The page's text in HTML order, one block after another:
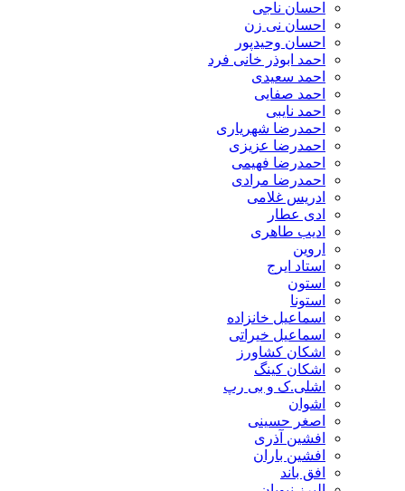
احسان ناجی
احسان نی زن
احسان وحیدپور
احمد ابوذر خانی فرد
احمد سعیدی
احمد صفایی
احمد نایبی
احمدرضا شهریاری
احمدرضا عزیزی
احمدرضا فهیمی
احمدرضا مرادی
ادریس غلامی
ادی عطار
ادیب طاهری
اروین
استاد ایرج
استون
استونا
اسماعیل خانزاده
اسماعیل خیراتی
اشکان کشاورز
اشکان کینگ
اشلی.ک و بی رپ
اشوان
اصغر حسینی
افشین آذری
افشین باران
افق باند